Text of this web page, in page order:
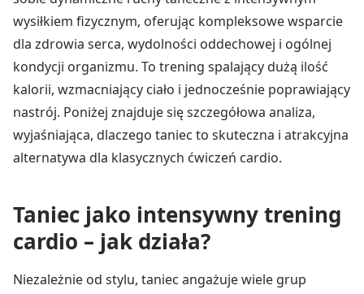
wysiłkiem fizycznym, oferując kompleksowe wsparcie
dla zdrowia serca, wydolności oddechowej i ogólnej
kondycji organizmu. To trening spalający dużą ilość
kalorii, wzmacniający ciało i jednocześnie poprawiający
nastrój. Poniżej znajduje się szczegółowa analiza,
wyjaśniająca, dlaczego taniec to skuteczna i atrakcyjna
alternatywa dla klasycznych ćwiczeń cardio.
Taniec jako intensywny trening
cardio – jak działa?
Niezależnie od stylu, taniec angażuje wiele grup